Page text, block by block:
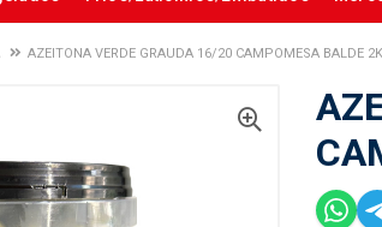
AZEITONA VERDE GRAUDA 16/20 CAMPOMESA BALDE